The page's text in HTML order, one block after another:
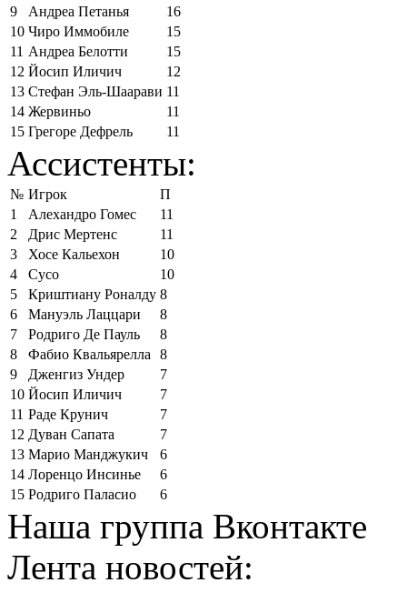
9
Андреа Петанья
16
10 Чиро Иммобиле
15
11 Андреа Белотти
15
12 Йосип Иличич
12
13 Стефан Эль-Шаарави 11
14 Жервиньо
11
15 Грегоре Дефрель 11
Ассистенты:
№ Игрок
П
1
Алехандро Гомес
11
2
Дрис Мертенс
11
3
Хосе Кальехон
10
4
Сусо
10
5
Криштиану Роналду 8
6
Мануэль Лаццари
8
7
Родриго Де Пауль
8
8
Фабио Квальярелла
8
9
Дженгиз Ундер
7
10 Йосип Иличич
7
11 Раде Крунич
7
12 Дуван Сапата
7
13 Марио Манджукич
6
14 Лоренцо Инсинье
6
15 Родриго Паласио 6
Наша группа Вконтакте
Лента новостей: